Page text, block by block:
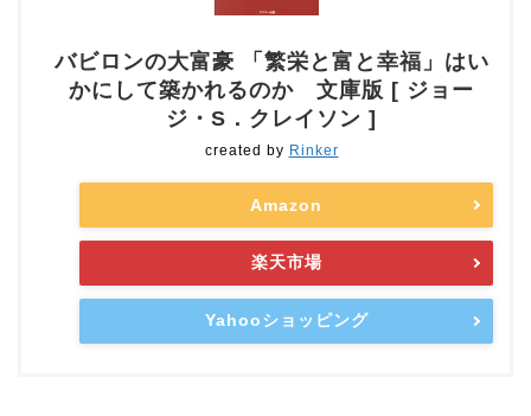
バビロンの大富豪 「繁栄と富と幸福」はい
かにして築かれるのか 文庫版 [ ジョー
ジ・S．クレイソン ]
created by Rinker
Amazon
楽天市場
Yahooショッピング